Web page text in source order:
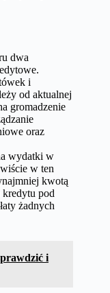
dwa
i
od aktualnej
gromadzenie
oraz
wydatki w
w ten
kwotą
kredytu pod
żadnych
i